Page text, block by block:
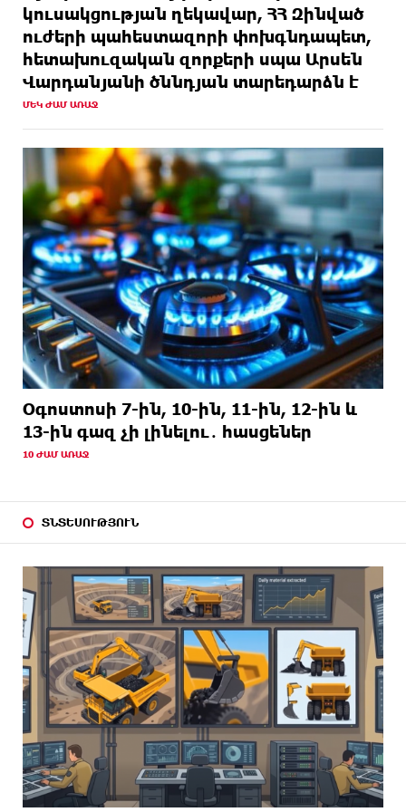
կուսակցության ղեկավար, ՀՀ Զինված
ուժերի պահեստազորի փոխգնդապետ,
հետախուզական զորքերի սպա Արսեն
Վարդանյանի ծննդյան տարեդարձն է
ՄԵԿ ԺԱՄ ԱՌԱՋ
Օգոստոսի 7-ին, 10-ին, 11-ին, 12-ին և
13-ին գազ չի լինելու․ հասցեներ
10 ԺԱՄ ԱՌԱՋ
ՏՆՏԵՍՈՒԹՅՈՒՆ